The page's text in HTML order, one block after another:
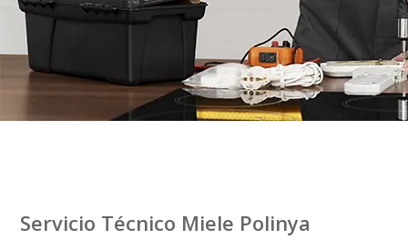
Servicio Técnico Miele Polinya